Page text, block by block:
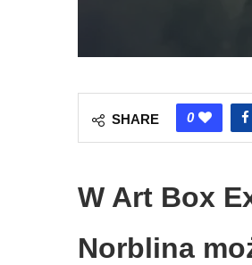
SHARE 0
W Art Box
Norblina